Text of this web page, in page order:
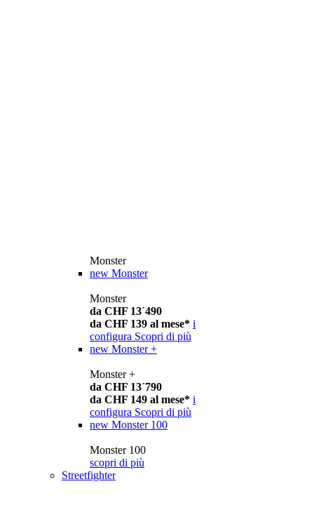
Monster
new Monster
Monster
da CHF 13´490
da CHF 139 al mese* i
configura Scopri di più
new Monster +
Monster +
da CHF 13´790
da CHF 149 al mese* i
configura Scopri di più
new Monster 100
Monster 100
scopri di più
Streetfighter